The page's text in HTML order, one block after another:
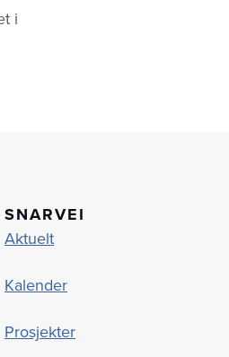
i
SNARVEI
Aktuelt
Kalender
Prosjekter